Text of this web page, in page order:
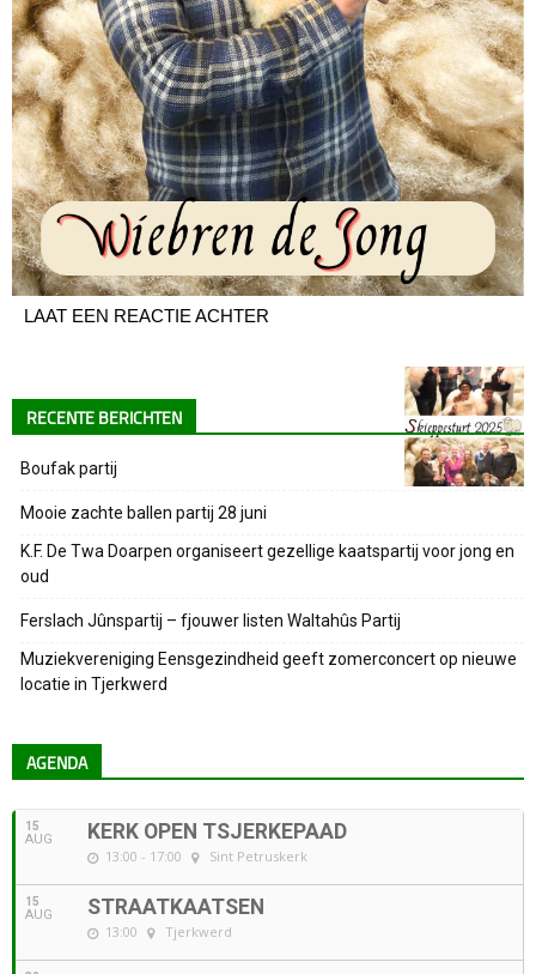
LAAT EEN REACTIE ACHTER
RECENTE BERICHTEN
Boufak partij
Mooie zachte ballen partij 28 juni
K.F. De Twa Doarpen organiseert gezellige kaatspartij voor jong en
oud
Ferslach Jûnspartij – fjouwer listen Waltahûs Partij
Muziekvereniging Eensgezindheid geeft zomerconcert op nieuwe
locatie in Tjerkwerd
AGENDA
15
AUG KERK OPEN TSJERKEPAAD
13:00 - 17:00 Sint Petruskerk
15
AUG STRAATKAATSEN
13:00 Tjerkwerd